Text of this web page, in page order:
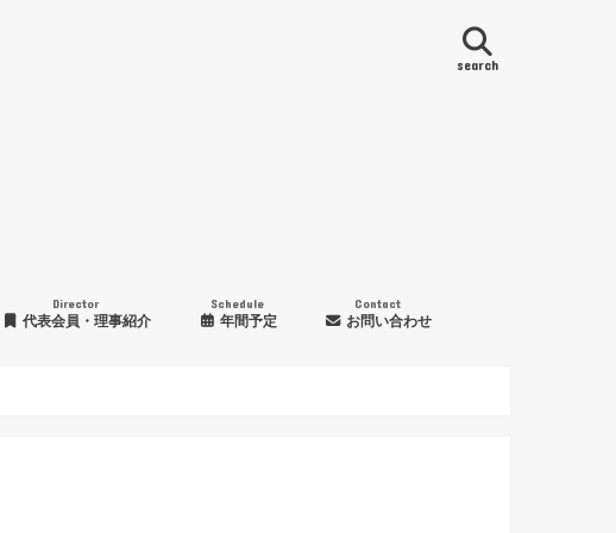
search
Director
代表会員・理事紹介
Schedule
年間予定
Contact
お問い合わせ